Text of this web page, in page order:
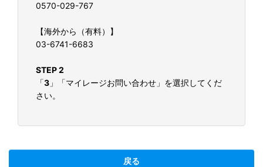
0570-029-767
【海外から（有料）】
03-6741-6683
STEP 2
「3 」「マイレージお問い合わせ」を選択してくだ
さい。
戻る